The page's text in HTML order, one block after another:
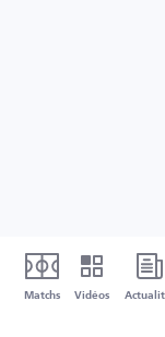
Matchs Vidéos